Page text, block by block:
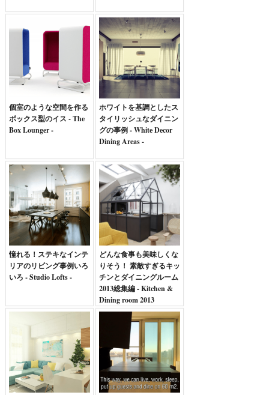
個室のような空間を作る
ボックス型のイス - The
Box Lounger -
ホワイトを基調としたス
タイリッシュなダイニン
グの事例 - White Decor
Dining Areas -
憧れる！ステキなインテ
リアのリビング事例いろ
いろ - Studio Lofts -
どんな食事も美味しくな
りそう！ 素敵すぎるキッ
チンとダイニングルーム
2013総集編 - Kitchen &
Dining room 2013